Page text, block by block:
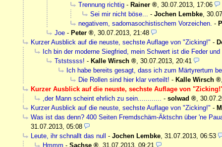
Trennung richtig - Rainer , 30.07.2013, 17:06
Sei mir nicht böse... - Jochen Lembke,
negativem, sadomasochistischem Vorzeichen. -
Joe - Peter , 30.07.2013, 21:48
Kurzer Ausblick auf die neuste, sechste Auflage von "Zicking!" -
Ich bin der moderne Siegfried, mein Schwert ist die Feder
Tststssss! - Kalle Wirsch , 30.07.2013, 20:41
Ich habe bereits gesagt, dass ich zum Märtyrertum
Die Rollen sind hier klar verteilt! - Kalle Wirsch
Kurzer Ausblick auf die neuste, sechste Auflage von
,der Mann scheint ehrlich zu sein............ - solwad ,
Kurzer Ausblick auf die neuste, sechste Auflage von "Zicking!" -
Was ist das denn? 400 Seiten Fremdschäm-Äktschn über 'ne
31.07.2013, 05:08
Leute, ihr schnallt das null
- Jochen Lembke, 31.07.2013, 06:53
Hmmm - Sachse , 31.07.2013, 09:21